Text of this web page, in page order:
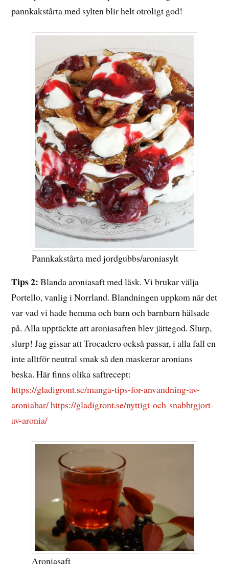
pannkakstårta med sylten blir helt otroligt god!
Pannkakstårta med jordgubbs/aroniasylt
Tips 2: Blanda aroniasaft med läsk. Vi brukar välja
Portello, vanlig i Norrland. Blandningen uppkom när det
var vad vi hade hemma och barn och barnbarn hälsade
på. Alla upptäckte att aroniasaften blev jättegod. Slurp,
slurp! Jag gissar att Trocadero också passar, i alla fall en
inte alltför neutral smak så den maskerar aronians
beska. Här finns olika saftrecept:
https://gladigront.se/manga-tips-for-anvandning-av-
aroniabar/https://gladigront.se/nyttigt-och-snabbtgjort-
av-aronia/
Aroniasaft